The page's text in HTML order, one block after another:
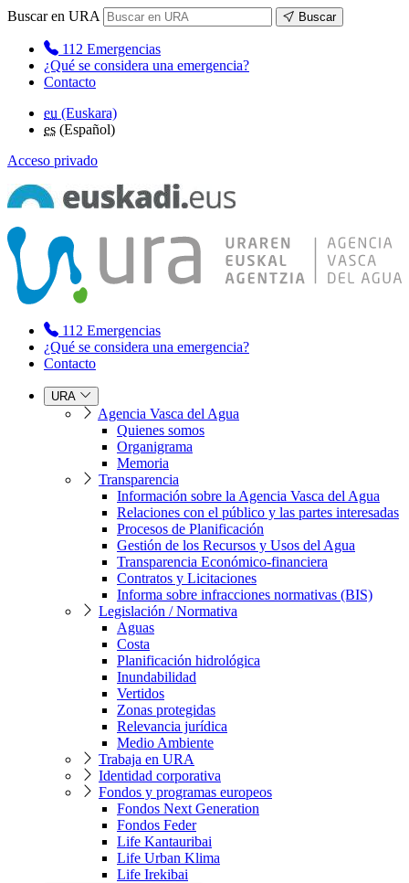
Buscar en URA Buscar
112 Emergencias
¿Qué se considera una emergencia?
Contacto
eu (Euskara)
es (Español)
Acceso privado
112 Emergencias
¿Qué se considera una emergencia?
Contacto
URA
Agencia Vasca del Agua
Quienes somos
Organigrama
Memoria
Transparencia
Información sobre la Agencia Vasca del Agua
Relaciones con el público y las partes interesadas
Procesos de Planificación
Gestión de los Recursos y Usos del Agua
Transparencia Económico-financiera
Contratos y Licitaciones
Informa sobre infracciones normativas (BIS)
Legislación / Normativa
Aguas
Costa
Planificación hidrológica
Inundabilidad
Vertidos
Zonas protegidas
Relevancia jurídica
Medio Ambiente
Trabaja en URA
Identidad corporativa
Fondos y programas europeos
Fondos Next Generation
Fondos Feder
Life Kantauribai
Life Urban Klima
Life Irekibai